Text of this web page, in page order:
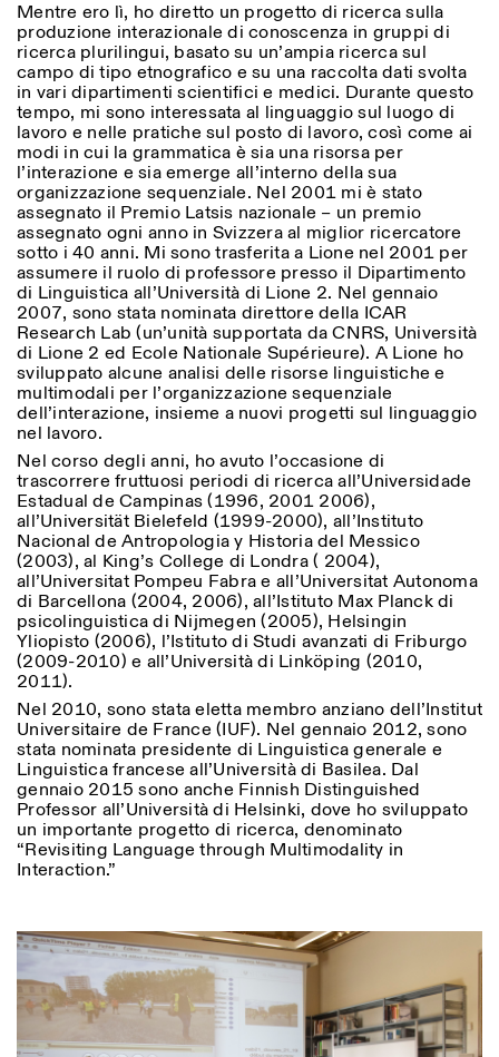
Mentre ero lì, ho diretto un progetto di ricerca sulla
produzione interazionale di conoscenza in gruppi di
ricerca plurilingui, basato su un’ampia ricerca sul
campo di tipo etnografico e su una raccolta dati svolta
in vari dipartimenti scientifici e medici. Durante questo
tempo, mi sono interessata al linguaggio sul luogo di
lavoro e nelle pratiche sul posto di lavoro, così come ai
modi in cui la grammatica è sia una risorsa per
l’interazione e sia emerge all’interno della sua
organizzazione sequenziale. Nel 2001 mi è stato
assegnato il Premio Latsis nazionale – un premio
assegnato ogni anno in Svizzera al miglior ricercatore
sotto i 40 anni. Mi sono trasferita a Lione nel 2001 per
assumere il ruolo di professore presso il Dipartimento
di Linguistica all’Università di Lione 2. Nel gennaio
2007, sono stata nominata direttore della ICAR
Research Lab (un’unità supportata da CNRS, Università
di Lione 2 ed Ecole Nationale Supérieure). A Lione ho
sviluppato alcune analisi delle risorse linguistiche e
multimodali per l’organizzazione sequenziale
dell’interazione, insieme a nuovi progetti sul linguaggio
nel lavoro.
Nel corso degli anni, ho avuto l’occasione di
trascorrere fruttuosi periodi di ricerca all’Universidade
Estadual de Campinas (1996, 2001 2006),
all’Universität Bielefeld (1999-2000), all’Instituto
Nacional de Antropologia y Historia del Messico
(2003), al King’s College di Londra ( 2004),
all’Universitat Pompeu Fabra e all’Universitat Autonoma
di Barcellona (2004, 2006), all’Istituto Max Planck di
psicolinguistica di Nijmegen (2005), Helsingin
Yliopisto (2006), l’Istituto di Studi avanzati di Friburgo
(2009-2010) e all’Università di Linköping (2010,
2011).
Nel 2010, sono stata eletta membro anziano dell’Institut
Universitaire de France (IUF). Nel gennaio 2012, sono
stata nominata presidente di Linguistica generale e
Linguistica francese all’Università di Basilea. Dal
gennaio 2015 sono anche Finnish Distinguished
Professor all’Università di Helsinki, dove ho sviluppato
un importante progetto di ricerca, denominato
“Revisiting Language through Multimodality in
Interaction.”